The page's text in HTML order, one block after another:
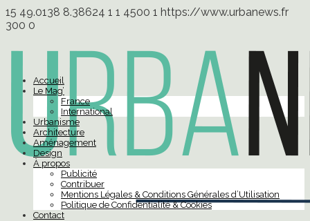
15 49.0138 8.38624 1 1 4500 1 https://www.urbanews.fr
300 0
Accueil
Le Mag’
France
International
Urbanisme
Architecture
Aménagement
Design
À propos
Publicité
Contribuer
Mentions Légales & Conditions Générales d’Utilisation
Politique de Confidentialité & Cookies
Contact